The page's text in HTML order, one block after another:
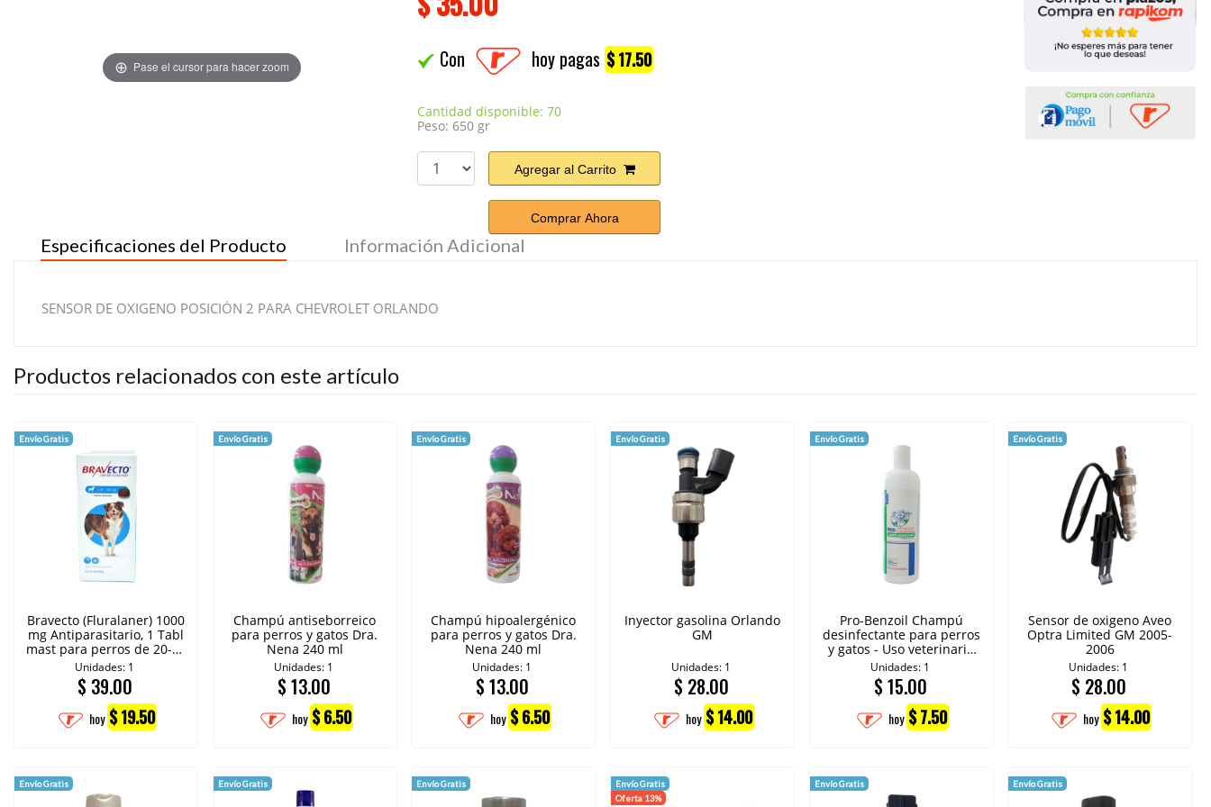
Pase el cursor para hacer zoom Con hoy pagas$ 17.50
Cantidad disponible: 70
Peso: 650 gr
Agregar al Carrito
Comprar Ahora
Especificaciones del Producto Información Adicional
SENSOR DE OXIGENO POSICIÓN 2 PARA CHEVROLET ORLANDO
Productos relacionados con este artículo
Envío Gratis
Bravecto (Fluralaner) 1000
mg Antiparasitario, 1 Tabl
mast para perros de 20-40
kg
Unidades: 1
$ 39.00
hoy $ 19.50
Envío Gratis
Envío Gratis
Champú antiseborreico
para perros y gatos Dra.
Nena 240 ml
Unidades: 1
$ 13.00
hoy $ 6.50
Envío Gratis
Envío Gratis
Champú hipoalergénico
para perros y gatos Dra.
Nena 240 ml
Unidades: 1
$13.00
hoy $ 6.50
Envío Gratis
Envío Gratis
Inyector gasolina Orlando
GM
Unidades: 1
$ 28.00
hoy $ 14.00
Envío Gratis
Oferta 13%
Envío Gratis
Pro-Benzoil Champú
desinfectante para perros
y gatos - Uso veterinario
360 ml
Unidades: 1
$ 15.00
hoy $ 7.50
Envío Gratis
Envío Gratis
Sensor de oxigeno Aveo
Optra Limited GM 2005-
2006
Unidades: 1
$ 28.00
hoy $ 14.00
Envío Gratis